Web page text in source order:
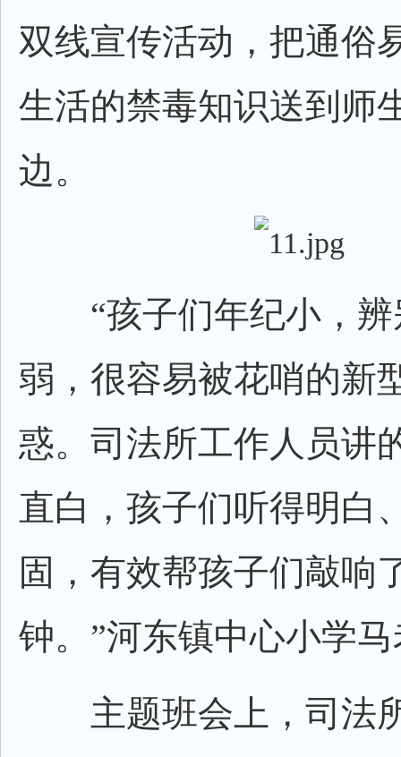
双线宣传活动，把通俗
生活的禁毒知识送到师
边。
“孩子们年纪小，辨
弱，很容易被花哨的新
惑。司法所工作人员讲
直白，孩子们听得明白
固，有效帮孩子们敲响
钟。”河东镇中心小学
主题班会上，司法